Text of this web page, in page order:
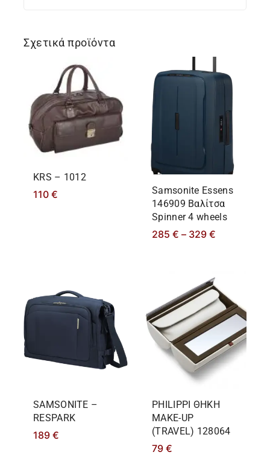
Σχετικά προϊόντα
KRS – 1012
110 €
Samsonite Essens
146909 Βαλίτσα
Spinner 4 wheels
285 € – 329 €
SAMSONITE –
RESPARK
189 €
PHILIPPΙ ΘΗΚΗ
MAKE-UP
(TRAVEL) 128064
79 €